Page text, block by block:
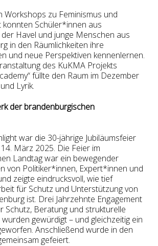
Workshops zu Feminismus und
Schüler*innen aus
Havel und junge Menschen aus
in den Räumlichkeiten ihre
und neue Perspektiven kennenlernen.
des KuKMA Projekts
füllte den Raum im Dezember
Lyrik.
der brandenburgischen
war die 30-jährige Jubiläumsfeier
März 2025. Die Feier im
Landtag war ein bewegender
von Politiker*innen, Expert*innen und
zeigte eindrucksvoll, wie tief
für Schutz und Unterstützung von
ist. Drei Jahrzehnte Engagement
Schutz, Beratung und strukturelle
gewürdigt – und gleichzeitig ein
Anschließend wurde in den
gefeiert.